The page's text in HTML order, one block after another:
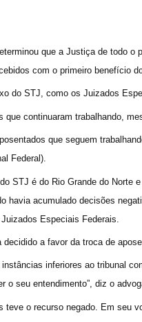
que a Justiça de todo
com o primeiro benefício
do STJ, como os Juizados
que continuaram trabalhando,
que seguem
Federal).
STJ é do Rio Grande do
havia acumulado decisões
Especiais Federais.
a favor da troca de
inferiores ao tribunal
o seu entendimento”, diz o
teve o recurso negado. Em seu